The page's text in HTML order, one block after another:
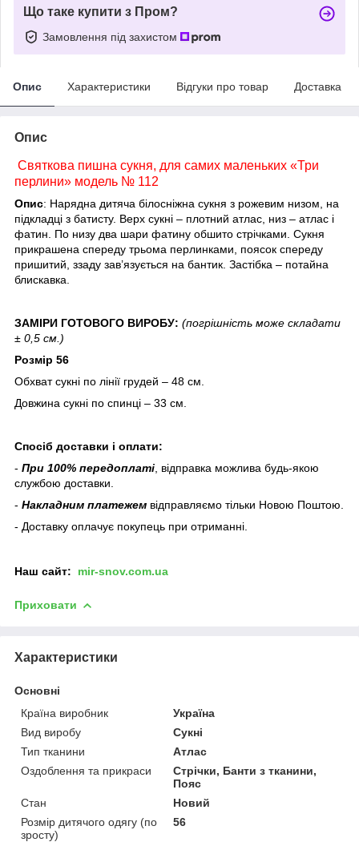
Що таке купити з Пром?
Замовлення під захистом
Опис Характеристики Відгуки про товар Доставка
Опис
Святкова пишна сукня, для самих маленьких «Три
перлини» модель № 112
Опис: Нарядна дитяча білосніжна сукня з рожевим низом, на
підкладці з батисту. Верх сукні – плотний атлас, низ – атлас і
фатин. По низу два шари фатину обшито стрічками. Сукня
прикрашена спереду трьома перлинками, поясок спереду
пришитий, ззаду зав’язується на бантик. Застібка – потайна
блискавка.
ЗАМІРИ ГОТОВОГО ВИРОБУ: (погрішність може складати
± 0,5 см.)
Розмір 56
Обхват сукні по лінії грудей – 48 см.
Довжина сукні по спинці – 33 см.
Спосіб доставки і оплати:
- При 100% передоплаті , відправка можлива будь-якою
службою доставки.
- Накладним платежем відправляємо тільки Новою Поштою.
- Доставку оплачує покупець при отриманні.
Наш сайт: mir-snov.com.ua
Приховати
Характеристики
Основні
Країна виробник
Україна
Вид виробу
Сукні
Тип тканини
Атлас
Оздоблення та прикраси
Стрічки, Банти з тканини,
Пояс
Стан
Новий
Розмір дитячого одягу (по
зросту)
56